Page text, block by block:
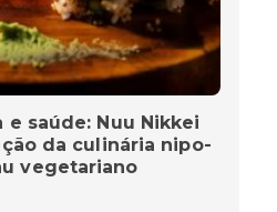
saúde: Nuu Nikkei
da culinária nipo-
vegetariano